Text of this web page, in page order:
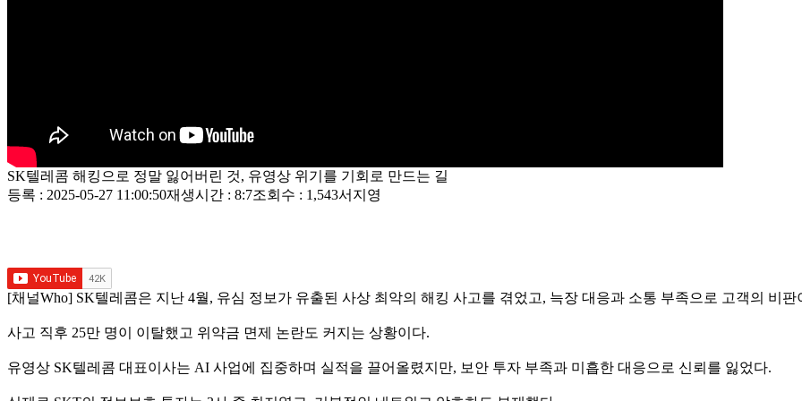
SK텔레콤 해킹으로 정말 잃어버린 것, 유영상 위기를 기회로 만드는 길
등록 : 2025-05-27 11:00:50재생시간 : 8:7조회수 : 1,543서지영
[채널Who] SK텔레콤은 지난 4월, 유심 정보가 유출된 사상 최악의 해킹 사고를 겪었고, 늑장 대응과 소통 부족으로 고객의 비판
사고 직후 25만 명이 이탈했고 위약금 면제 논란도 커지는 상황이다.
유영상 SK텔레콤 대표이사는 AI 사업에 집중하며 실적을 끌어올렸지만, 보안 투자 부족과 미흡한 대응으로 신뢰를 잃었다.